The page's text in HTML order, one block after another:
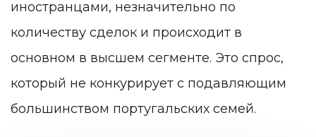
иностранцами, незначительно по
количеству сделок и происходит в
основном в высшем сегменте. Это спрос,
который не конкурирует с подавляющим
большинством португальских семей.